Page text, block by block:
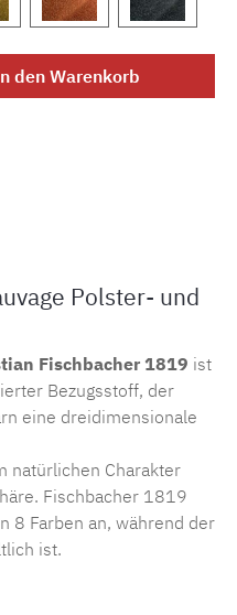
gewünschten
den Warenkorb
Polster- und
Fischbacher 1819 ist
Bezugsstoff, der
eine dreidimensionale
natürlichen Charakter
Fischbacher 1819
8 Farben an, während der
ist.